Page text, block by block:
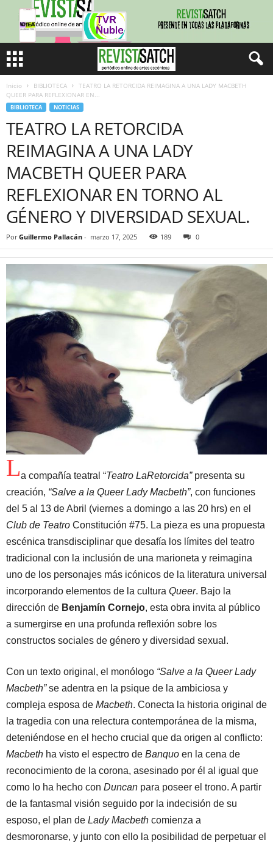
Inicio BIBLIOTECA
TEATRO LA RETORCIDA REIMAGINA A UNA LADY MACBETH
QUEER PARA REFLEXIONAR EN...
BIBLIOTECA NOTICIAS
TEATRO LA RETORCIDA
REIMAGINA A UNA LADY
MACBETH QUEER PARA
REFLEXIONAR EN TORNO AL
GÉNERO Y DIVERSIDAD SEXUAL.
Por Guillermo Pallacán - marzo 17, 2025 189 0
La compañía teatral “Teatro LaRetorcida”presenta su
creación, “Salve a la Queer Lady Macbeth”, con funciones
del 5 al 13 de Abril (viernes a domingo a las 20 hrs) en el
Club de Teatro Constitución #75. La pieza es una propuesta
escénica transdisciplinar que desafía los límites del teatro
tradicional con la inclusión de una marioneta y reimagina
uno de los personajes más icónicos de la literatura universal
incorporando elementos de la cultura Queer. Bajo la
dirección de Benjamín Cornejo, esta obra invita al público
a sumergirse en una profunda reflexión sobre los
constructos sociales de género y diversidad sexual.
Con un texto original, el monólogo “Salve a la Queer Lady
Macbeth”se adentra en la psique de la ambiciosa y
compleja esposa de Macbeth. Conecta la historia original de
la tragedia con una relectura contemporánea de la misma,
deteniéndose en el hecho crucial que da origen al conflicto:
Macbeth ha visto el espectro de Banquo en la cena de
reconocimiento de la corona, asesinado por él al igual que
como lo ha hecho con Duncan para poseer el trono. A partir
de la fantasmal visión seguido por la indecisión de su
esposo, el plan de Lady Macbeth comienza a
desmoronarse, y junto con ello la posibilidad de perpetuar el